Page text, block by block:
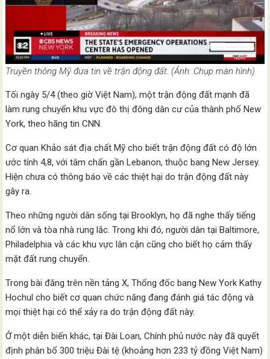
Truyền thông Mỹ đưa tin về trận động đất. (Ảnh: Chụp màn hình)
Tối ngày 5/4 (theo giờ Việt Nam), một trận động đất mạnh đã
làm rung chuyển khu vực đô thị đông dân cư của thành phố New
York, theo hãng tin CNN.
Cơ quan Khảo sát địa chất Mỹ cho biết trận động đất có độ lớn
ước tính 4,8, với tâm chấn gần Lebanon, thuộc bang New Jersey.
Hiện chưa có thông báo về các thiệt hại do trận động đất này
gây ra.
Theo những người dân sống tại Brooklyn, họ đã nghe thấy tiếng
nổ lớn và tòa nhà rung lắc. Trong khi đó, người dân tại Baltimore,
Philadelphia và các khu vực lân cận cũng cho biết họ cảm thấy
mặt đất rung chuyển.
Trong bài đăng trên nền tảng X, Thống đốc bang New York Kathy
Hochul cho biết cơ quan chức năng đang đánh giá tác động và
mọi thiệt hại có thể xảy ra do trận động đất này.
Ở một diễn biến khác, tại Đài Loan, Chính phủ nước này đã quyết
định phân bổ 300 triệu Đài tệ (khoảng hơn 233 tỷ đồng Việt Nam)